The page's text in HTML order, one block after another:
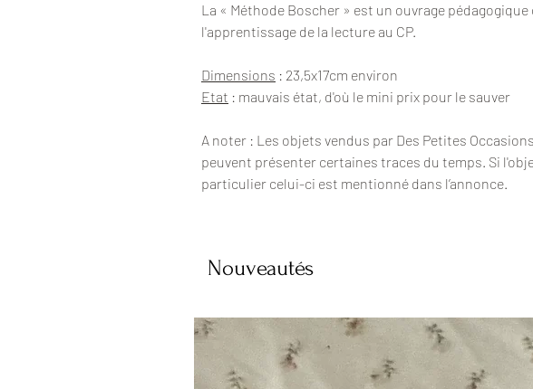
La « Méthode Boscher » est un ouvrage
l'apprentissage de la lecture au CP.
Dimensions : 23,5x17cm environ
Etat : mauvais état, d'où le mini prix pour le sauver
A noter : Les objets vendus par Des Petites
peuvent présenter certaines traces du temps. Si
particulier celui-ci est mentionné dans l’annonce.
Nouveautés